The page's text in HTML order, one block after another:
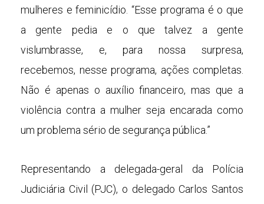
mulheres e feminicídio. “Esse programa é o que
a gente pedia e o que talvez a gente
vislumbrasse, e, para nossa surpresa,
recebemos, nesse programa, ações completas.
Não é apenas o auxílio financeiro, mas que a
violência contra a mulher seja encarada como
um problema sério de segurança pública.”
Representando a delegada-geral da Polícia
Judiciária Civil (PJC), o delegado Carlos Santos